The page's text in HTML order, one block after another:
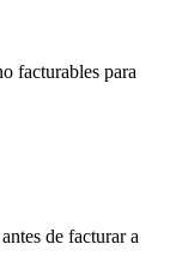
facturables para
de facturar a